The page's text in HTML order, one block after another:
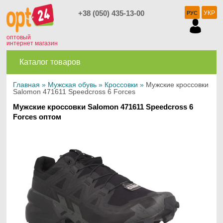
оптовый
интернет магазин
+38 (050) 435-13-00 РУС УКР
Каталог товаров
Главная » Мужская обувь » Кроссовки » Мужские кроссовки
Salomon 471611 Speedcross 6 Forces
Мужские кроссовки Salomon 471611 Speedcross 6
Forces оптом